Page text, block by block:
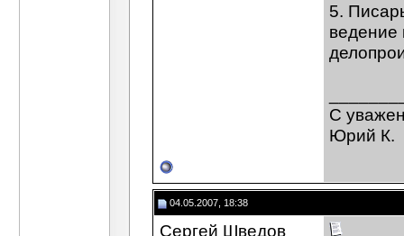
5.
ведение
С
Юрий К.
04.05.2007, 18:38
Сергей Шведов